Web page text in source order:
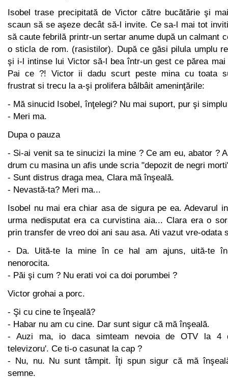
Isobel trase precipitată de Victor către bucătărie şi
scaun să se aşeze decât să-l invite. Ce sa-l mai tot
să caute febrilă printr-un sertar anume după un calmant
o sticla de rom. (rasistilor). După ce găsi pilula umplu
şi i-l intinse lui Victor să-l bea într-un gest ce părea mai
Pai ce ?! Victor ii dadu scurt peste mina cu toata
frustrat si trecu la a-şi prolifera bâlbâit ameninţările:
- Mă sinucid Isobel, înţelegi? Nu mai suport, pur şi
- Meri ma.
Dupa o pauza
- Si-ai venit sa te sinucizi la mine ? Ce am eu, abator ?
drum cu masina un afis unde scria "depozit de negri
- Sunt distrus draga mea, Clara mă înşeală.
- Nevastă-ta? Meri ma...
Isobel nu mai era chiar asa de sigura pe ea. Adevarul
urma nedisputat era ca curvistina aia... Clara era o
prin transfer de vreo doi ani sau asa. Ati vazut vre-odata
- Da. Uită-te la mine în ce hal am ajuns, uită-te
nenorocita.
- Păi şi cum ? Nu erati voi ca doi porumbei ?
Victor grohai a porc.
- Şi cu cine te înşeală?
- Habar nu am cu cine. Dar sunt sigur că mă înşeală.
- Auzi ma, io daca simteam nevoia de OTV la 4
televizoru'. Ce ti-o casunat la cap ?
- Nu, nu. Nu sunt tâmpit. Îţi spun sigur că mă
semne.